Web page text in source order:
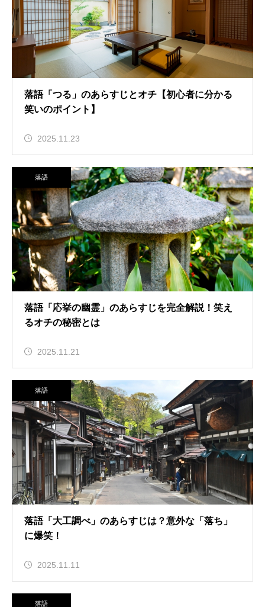
落語「つる」のあらすじとオチ【初心者に分かる
笑いのポイント】
2025.11.23
落語
落語「応挙の幽霊」のあらすじを完全解説！笑え
るオチの秘密とは
2025.11.21
落語
落語「大工調べ」のあらすじは？意外な「落ち」
に爆笑！
2025.11.11
落語